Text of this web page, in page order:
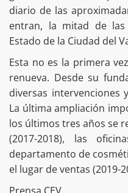
diario de las
entran, la mitad de
Estado de la Ciudad del
Esta no es la primera
renueva. Desde su
diversas intervenciones
La última ampliación
los últimos tres años se
(2017-2018), las
departamento de
el lugar de ventas (2019-